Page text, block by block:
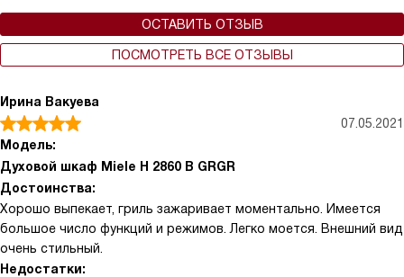
ОСТАВИТЬ ОТЗЫВ
ПОСМОТРЕТЬ ВСЕ ОТЗЫВЫ
Ирина Вакуева
07.05.2021
Модель:
Духовой шкаф Miele H 2860 B GRGR
Достоинства:
Хорошо выпекает, гриль зажаривает моментально. Имеется
большое число функций и режимов. Легко моется. Внешний вид
очень стильный.
Недостатки: